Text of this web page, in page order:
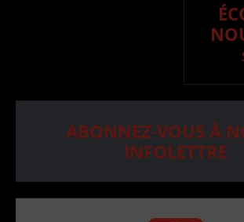
ABONNEZ-VOUS À
INFOLETTRE